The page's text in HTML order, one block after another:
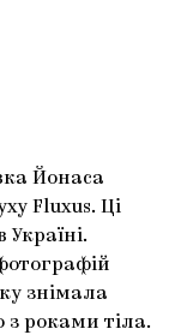
Йонаса
Fluxus. Ці
знімала
з роками тіла.